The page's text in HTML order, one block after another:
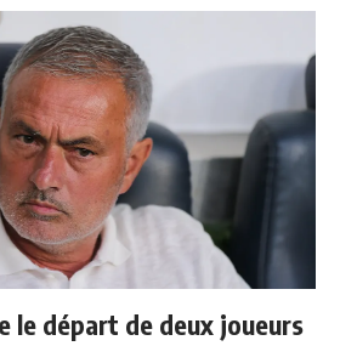
le départ de deux joueurs